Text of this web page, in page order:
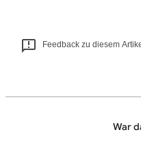
Feedback zu diesem
War